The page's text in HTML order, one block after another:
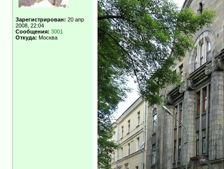
Зарегистрирован: 20 апр
2008, 22:04
Сообщения: 3001
Откуда: Москва